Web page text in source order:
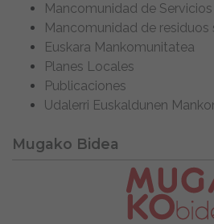
Mancomunidad de
Mancomunidad de residuos
Euskara Mankomunitatea
Planes Locales
Publicaciones
Udalerri Euskaldunen
Mugako Bidea